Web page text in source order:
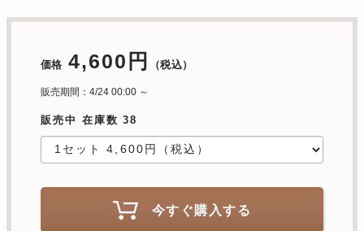
価格 4,600円 （税込）
販売期間：4/24 00:00 ～
販売中 在庫数 38
今すぐ購入する